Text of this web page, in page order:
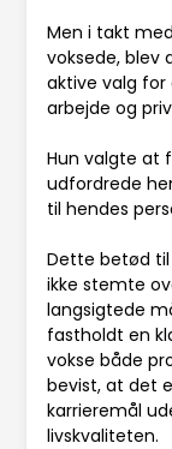
Men i takt
voksede, blev
aktive valg
arbejde og
Hun valgte at
udfordrede
til hendes
Dette betød
ikke stemte
langsigtede
fastholdt en
vokse både
bevist, at det
karrieremål
livskvaliteten.